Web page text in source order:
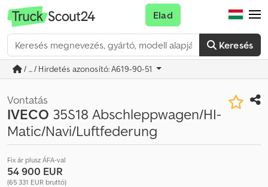
Keresés
Elad
/ ... / Hirdetés azonosító: A619-90-51
Vontatás
IVECO 35S18 Abschleppwagen/HI-
Matic/Navi/Luftfederung
Fix ár plusz ÁFA-val
54 900 EUR
(65 331 EUR bruttó)